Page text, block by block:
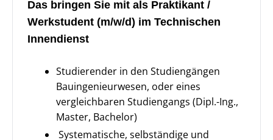
Das bringen Sie mit als Praktikant /
Werkstudent (m/w/d) im Technischen
Innendienst
Studierender in den Studiengängen
Bauingenieurwesen, oder eines
vergleichbaren Studiengangs (Dipl.-Ing.,
Master, Bachelor)
Systematische, selbständige und